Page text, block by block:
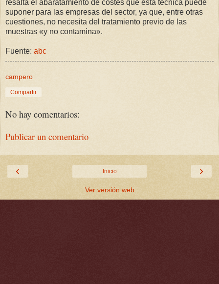
resalta el abaratamiento de costes que esta técnica puede
suponer para las empresas del sector, ya que, entre otras
cuestiones, no necesita del tratamiento previo de las
muestras «y no contamina».
Fuente: abc
campero
Compartir
No hay comentarios:
Publicar un comentario
‹ ›
Inicio
Ver versión web